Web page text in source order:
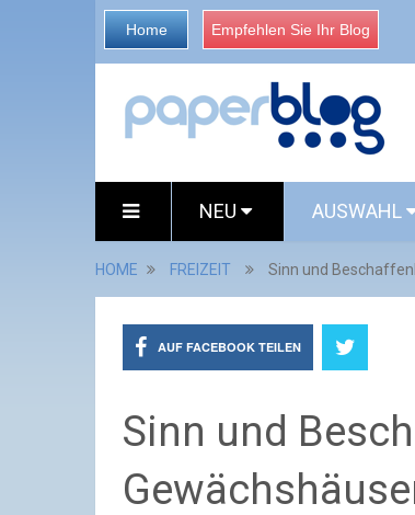
Home Empfehlen Sie Ihr Blog
NEU AUSWAHL
HOME FREIZEIT Sinn und
AUF FACEBOOK TEILEN
Sinn und